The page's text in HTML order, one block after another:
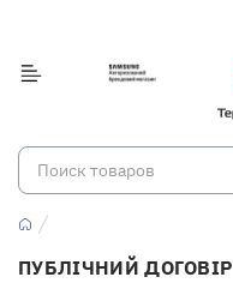
ПУБЛІЧНИЙ ДОГОВІР